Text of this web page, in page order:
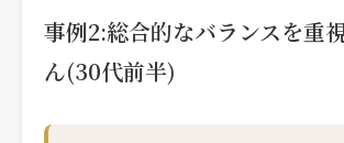
事例2:総合的なバランスを重
ん(30代前半)